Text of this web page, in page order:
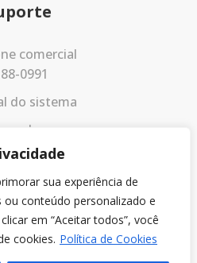
sua experiência de
ou conteúdo personalizado e
em “Aceitar todos”, você
cookies. Política de Cookies
comercial
0991
do sistema
de uso
privacidade